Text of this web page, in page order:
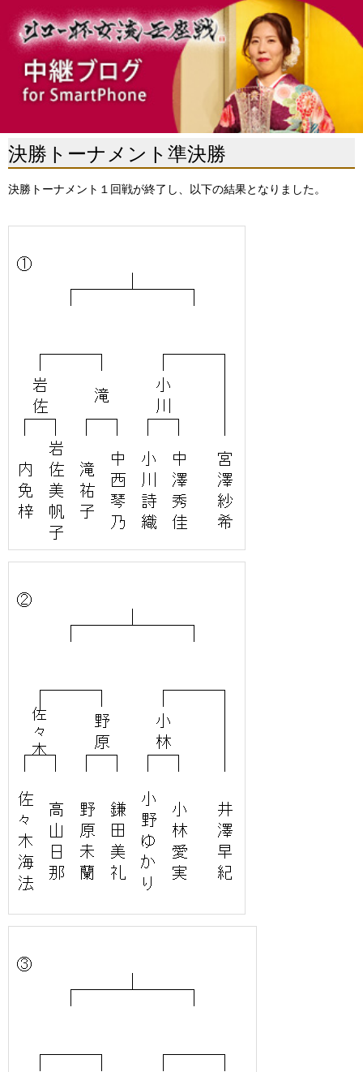
決勝トーナメント準決勝
決勝トーナメント１回戦が終了し、以下の結果となりました。